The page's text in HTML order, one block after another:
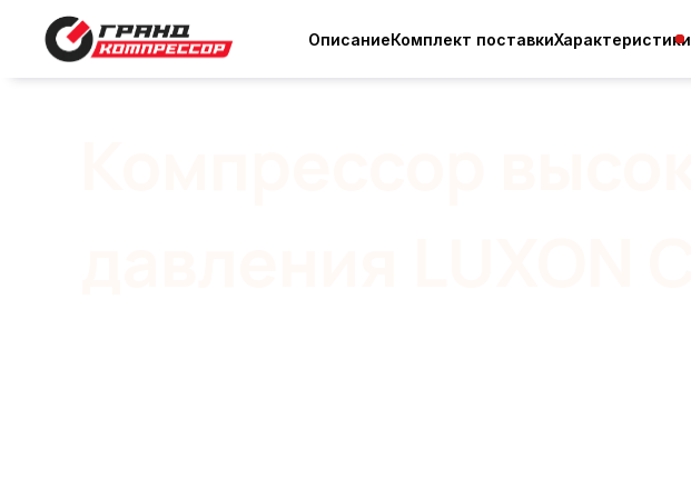
ОписаниеКомплект поставкиХарактеристики